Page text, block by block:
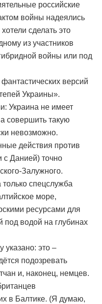
российские
войны надеялись
сделать это
из участников
войны или под
версий
Украины».
Украина не имеет
совершить такую
невозможно.
действия против
с Данией) точно
Залужного.
спецслужба
море,
ресурсами для
водой на глубинах
указано: это –
подозревать
и, наконец, немцев.
в Балтике. (Я думаю,